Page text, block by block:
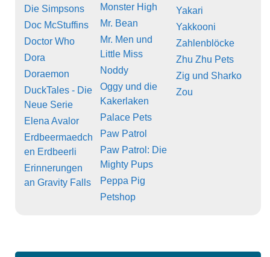
Die Simpsons
Doc McStuffins
Doctor Who
Dora
Doraemon
DuckTales - Die
Neue Serie
Elena Avalor
Erdbeermaedch
en Erdbeerli
Erinnerungen
an Gravity Falls
Monster High
Mr. Bean
Mr. Men und
Little Miss
Noddy
Oggy und die
Kakerlaken
Palace Pets
Paw Patrol
Paw Patrol: Die
Mighty Pups
Peppa Pig
Petshop
Yakari
Yakkooni
Zahlenblöcke
Zhu Zhu Pets
Zig und Sharko
Zou